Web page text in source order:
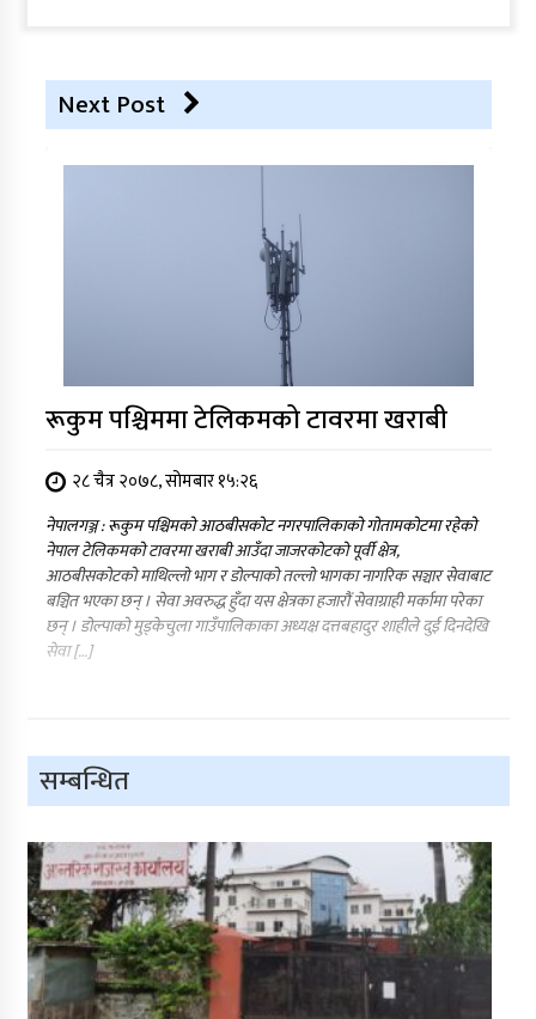
Next Post
रूकुम पश्चिममा टेलिकमको टावरमा खराबी
२८ चैत्र २०७८, सोमबार १५:२६
नेपालगञ्ज : रूकुम पश्चिमको आठबीसकोट नगरपालिकाको गोतामकोटमा रहेको
नेपाल टेलिकमको टावरमा खराबी आउँदा जाजरकोटको पूर्वी क्षेत्र,
आठबीसकोटको माथिल्लो भाग र डोल्पाको तल्लो भागका नागरिक सञ्चार सेवाबाट
बञ्चित भएका छन् । सेवा अवरुद्ध हुँदा यस क्षेत्रका हजारौं सेवाग्राही मर्कामा परेका
छन् । डोल्पाको मुड्केचुला गाउँपालिकाका अध्यक्ष दत्तबहादुर शाहीले दुई दिनदेखि
सेवा […]
सम्बन्धित